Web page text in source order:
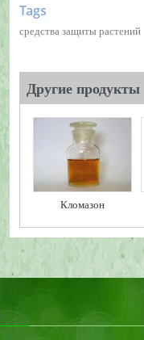
Tags
средства защиты растений
Другие продукты
Кломазон